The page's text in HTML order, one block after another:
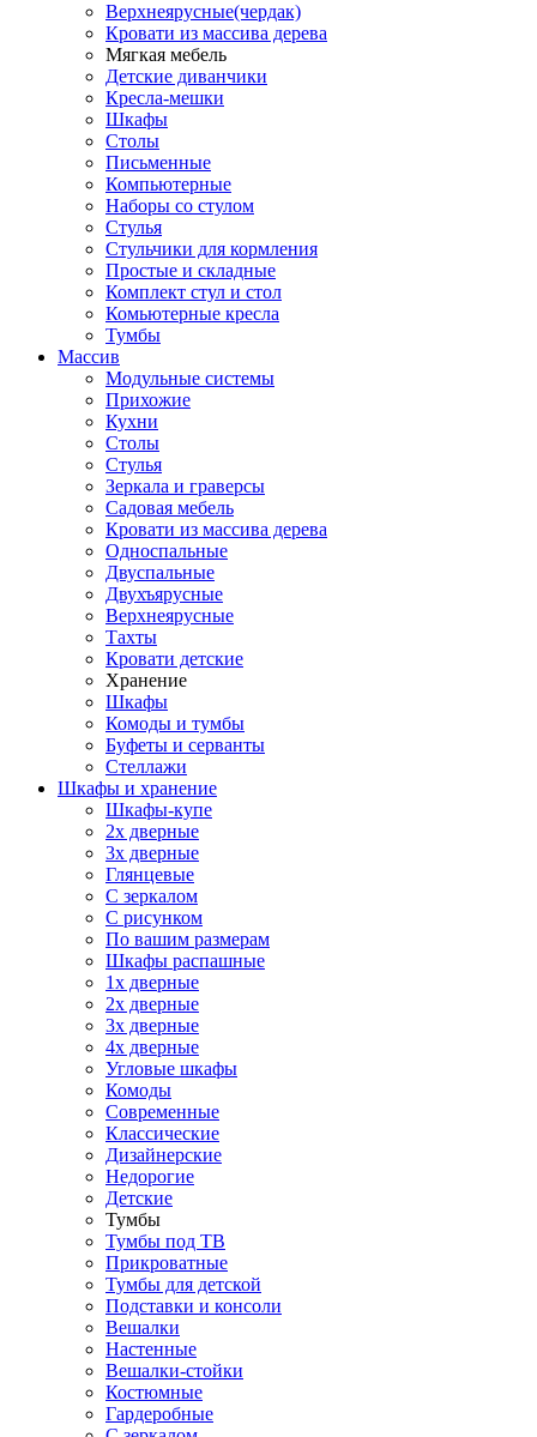
Верхнеярусные(чердак)
Кровати из массива дерева
Мягкая мебель
Детские диванчики
Кресла-мешки
Шкафы
Столы
Письменные
Компьютерные
Наборы со стулом
Стулья
Стульчики для кормления
Простые и складные
Комплект стул и стол
Комьютерные кресла
Тумбы
Массив
Модульные системы
Прихожие
Кухни
Столы
Стулья
Зеркала и граверсы
Садовая мебель
Кровати из массива дерева
Односпальные
Двуспальные
Двухъярусные
Верхнеярусные
Тахты
Кровати детские
Хранение
Шкафы
Комоды и тумбы
Буфеты и серванты
Стеллажи
Шкафы и хранение
Шкафы-купе
2х дверные
3х дверные
Глянцевые
С зеркалом
С рисунком
По вашим размерам
Шкафы распашные
1х дверные
2х дверные
3х дверные
4х дверные
Угловые шкафы
Комоды
Современные
Классические
Дизайнерские
Недорогие
Детские
Тумбы
Тумбы под ТВ
Прикроватные
Тумбы для детской
Подставки и консоли
Вешалки
Настенные
Вешалки-стойки
Костюмные
Гардеробные